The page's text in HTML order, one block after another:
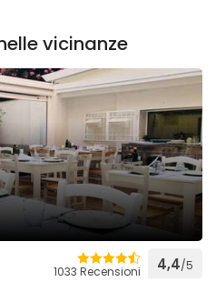
vicinanze
1033 Recensioni 4,4/5